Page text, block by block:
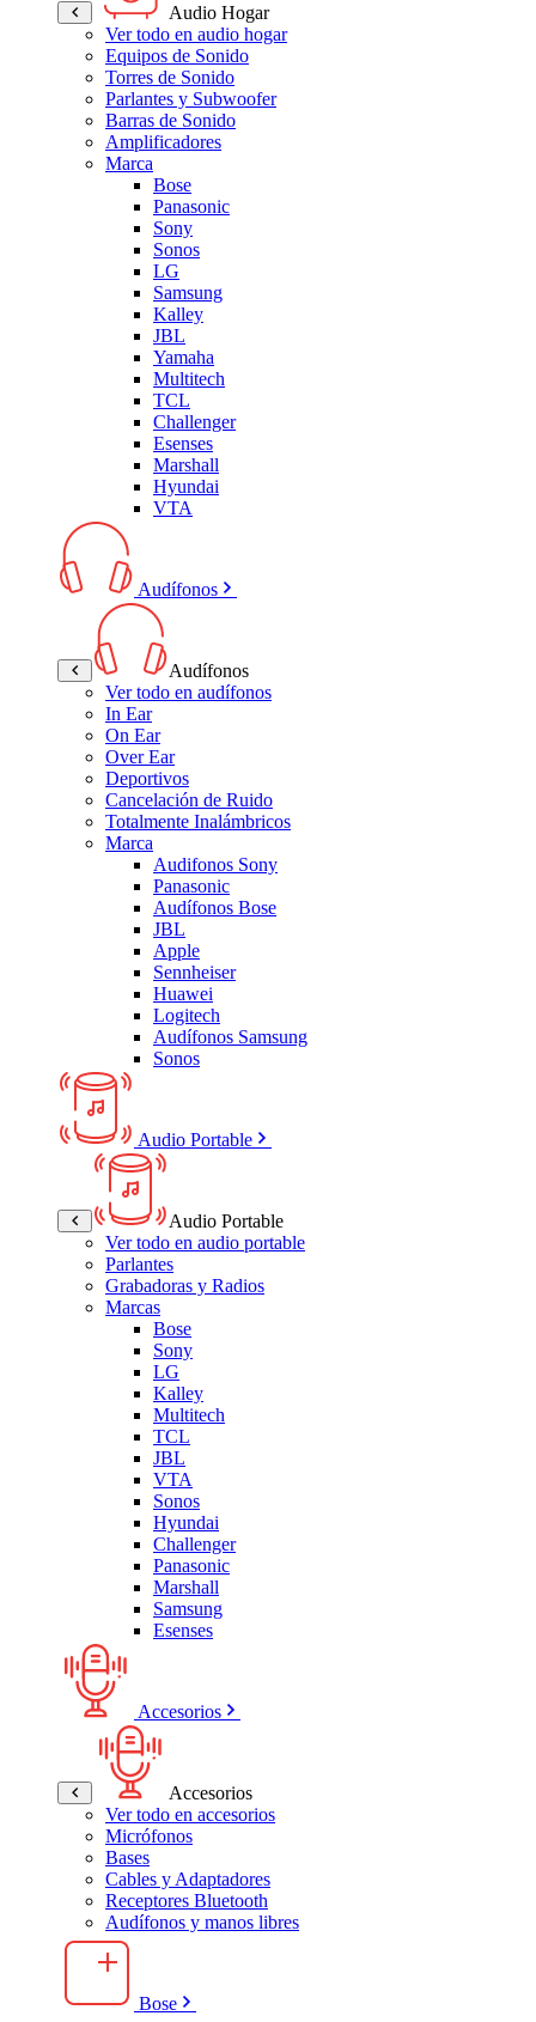
Audio Hogar
Ver todo en audio hogar
Equipos de Sonido
Torres de Sonido
Parlantes y Subwoofer
Barras de Sonido
Amplificadores
Marca
Bose
Panasonic
Sony
Sonos
LG
Samsung
Kalley
JBL
Yamaha
Multitech
TCL
Challenger
Esenses
Marshall
Hyundai
VTA
Audífonos
Audífonos
Ver todo en audífonos
In Ear
On Ear
Over Ear
Deportivos
Cancelación de Ruido
Totalmente Inalámbricos
Marca
Audifonos Sony
Panasonic
Audífonos Bose
JBL
Apple
Sennheiser
Huawei
Logitech
Audífonos Samsung
Sonos
Audio Portable
Audio Portable
Ver todo en audio portable
Parlantes
Grabadoras y Radios
Marcas
Bose
Sony
LG
Kalley
Multitech
TCL
JBL
VTA
Sonos
Hyundai
Challenger
Panasonic
Marshall
Samsung
Esenses
Accesorios
Accesorios
Ver todo en accesorios
Micrófonos
Bases
Cables y Adaptadores
Receptores Bluetooth
Audífonos y manos libres
Bose